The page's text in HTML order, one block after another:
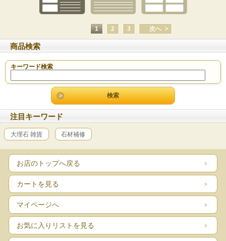
1 2 3 次へ
商品検索
キーワード検索
注目キーワード
大理石 雑貨 石材補修
お店のトップへ戻る
カートを見る
マイページへ
お気に入りリストを見る